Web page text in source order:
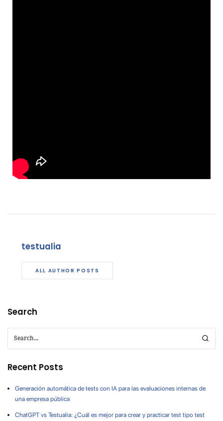
testualia
ALL AUTHOR POSTS
Search
Recent Posts
Generación automática de tests con IA para las evaluaciones internas de
una empresa pública
ChatGPT vs Testualia: ¿Cuál es mejor para crear y practicar test tipo test